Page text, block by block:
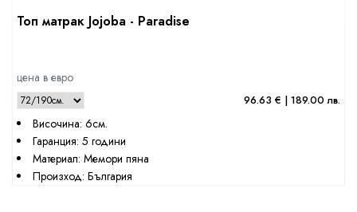
Топ матрак Jojoba - Paradise
цена в евро
96.63 € | 189.00 лв.
Височина: 6см.
Гаранция: 5 години
Материал: Мемори пяна
Произход: България